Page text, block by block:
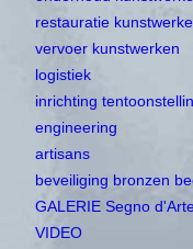
restauratie
vervoer kunstwerken
logistiek
inrichting
engineering
artisans
beveiliging bronzen
GALERIE Segno
VIDEO